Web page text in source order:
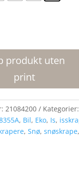
produkt uten
print
21084200 Kategorier:
, Bil, Eko, Is,
, Snø, snøskrape,